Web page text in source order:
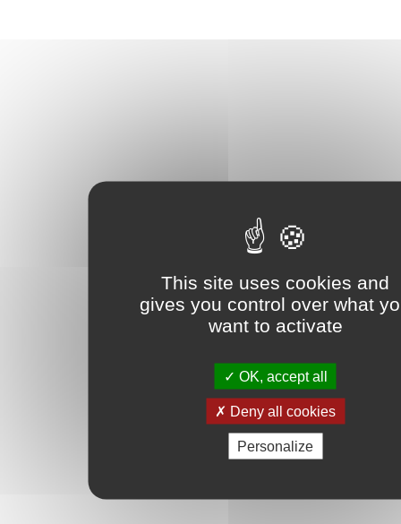
This site uses cookies and
gives you control over what
want to activate
OK, accept all
Deny all cookies
Personalize